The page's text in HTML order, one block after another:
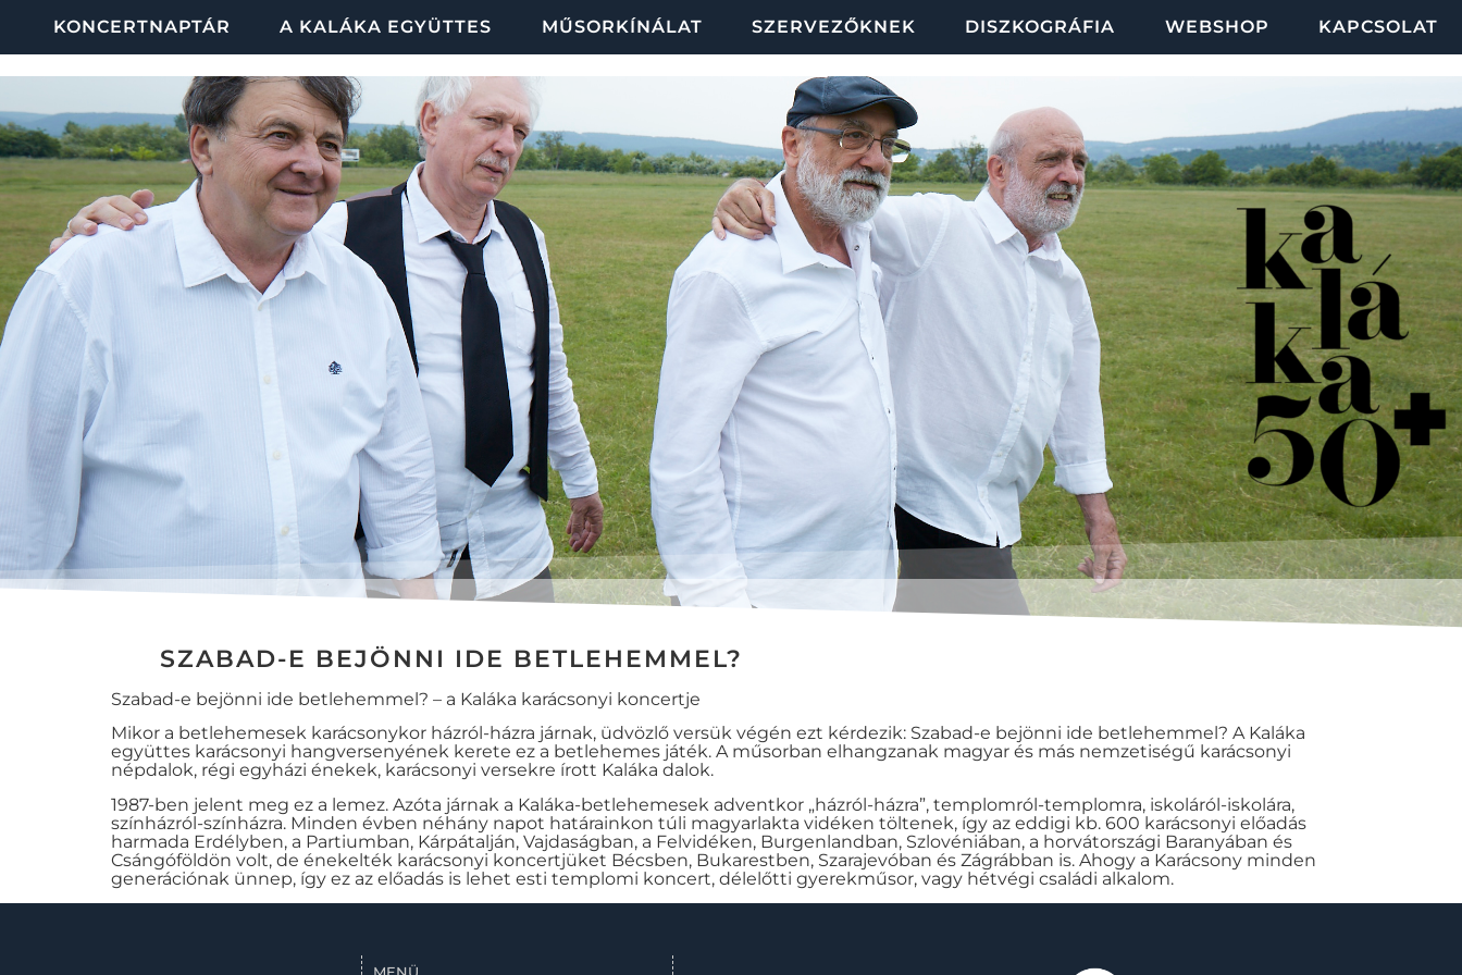
KONCERTNAPTÁR A KALÁKA EGYÜTTES MŰSORKÍNÁLAT SZERVEZŐKNEK DISZKOGRÁFIA WEBSHOP KAPCSOLAT
SZABAD-E BEJÖNNI IDE BETLEHEMMEL?
Szabad-e bejönni ide betlehemmel? – a Kaláka karácsonyi koncertje
Mikor a betlehemesek karácsonykor házról-házra járnak, üdvözlő versük végén ezt kérdezik: Szabad-e bejönni ide betlehemmel? A Kaláka
együttes karácsonyi hangversenyének kerete ez a betlehemes játék. A műsorban elhangzanak magyar és más nemzetiségű karácsonyi
népdalok, régi egyházi énekek, karácsonyi versekre írott Kaláka dalok.
1987-ben jelent meg ez a lemez. Azóta járnak a Kaláka-betlehemesek adventkor „házról-házra”, templomról-templomra, iskoláról-iskolára,
színházról-színházra. Minden évben néhány napot határainkon túli magyarlakta vidéken töltenek, így az eddigi kb. 600 karácsonyi előadás
harmada Erdélyben, a Partiumban, Kárpátalján, Vajdaságban, a Felvidéken, Burgenlandban, Szlovéniában, a horvátországi Baranyában és
Csángóföldön volt, de énekelték karácsonyi koncertjüket Bécsben, Bukarestben, Szarajevóban és Zágrábban is. Ahogy a Karácsony minden
generációnak ünnep, így ez az előadás is lehet esti templomi koncert, délelőtti gyerekműsor, vagy hétvégi családi alkalom.